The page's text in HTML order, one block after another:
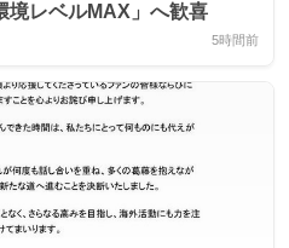
境レベルMAX」へ歓喜
5時間前